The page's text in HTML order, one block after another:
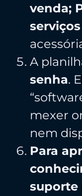
venda;
serviços
A
senha.
mexer
nem
Para
suporte